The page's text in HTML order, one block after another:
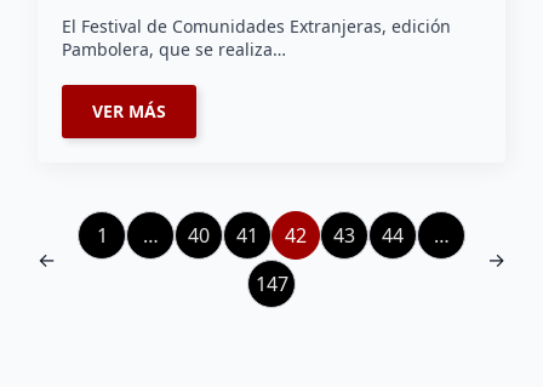
El Festival de Comunidades Extranjeras, edición
Pambolera, que se realiza…
VER MÁS
←
1 … 40 41 42 43 44
…
147
→